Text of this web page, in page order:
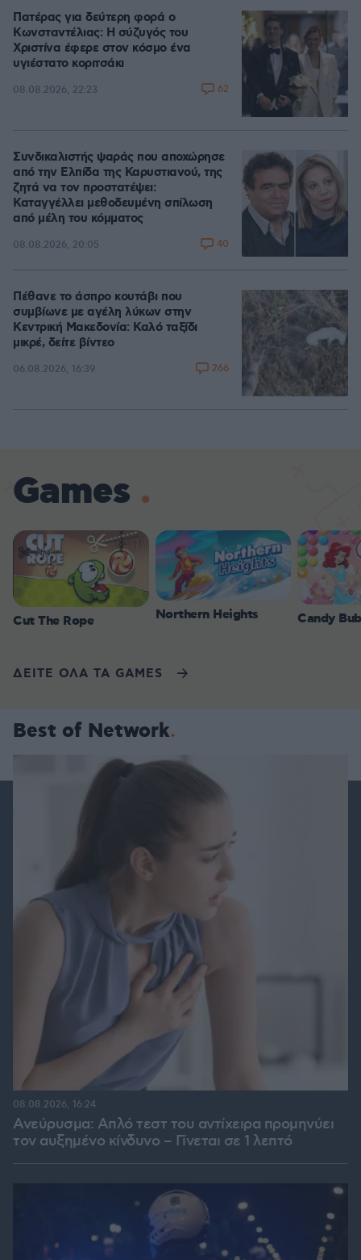
Πατέρας για δεύτερη φορά ο
Κωνσταντέλιας: Η σύζυγός του
Χριστίνα έφερε στον κόσμο ένα
υγιέστατο κοριτσάκι
08.08.2026, 22:23 62
Συνδικαλιστής ψαράς που αποχώρησε
από την Ελπίδα της Καρυστιανού, της
ζητά να τον προστατέψει:
Καταγγέλλει μεθοδευμένη σπίλωση
από μέλη του κόμματος
08.08.2026, 20:05 40
Πέθανε το άσπρο κουτάβι που
συμβίωνε με αγέλη λύκων στην
Κεντρική Μακεδονία: Καλό ταξίδι
μικρέ, δείτε βίντεο
06.08.2026, 16:39 266
Games
Cut The Rope Northern Heights Candy
ΔΕΙΤΕ ΟΛΑ ΤΑ GAMES
Best of Network
Ανεύρυσμα: Απλό τεστ του αντίχειρα προμηνύει
τον αυξημένο κίνδυνο – Γίνεται σε 1 λεπτό
08.08.2026, 16:24